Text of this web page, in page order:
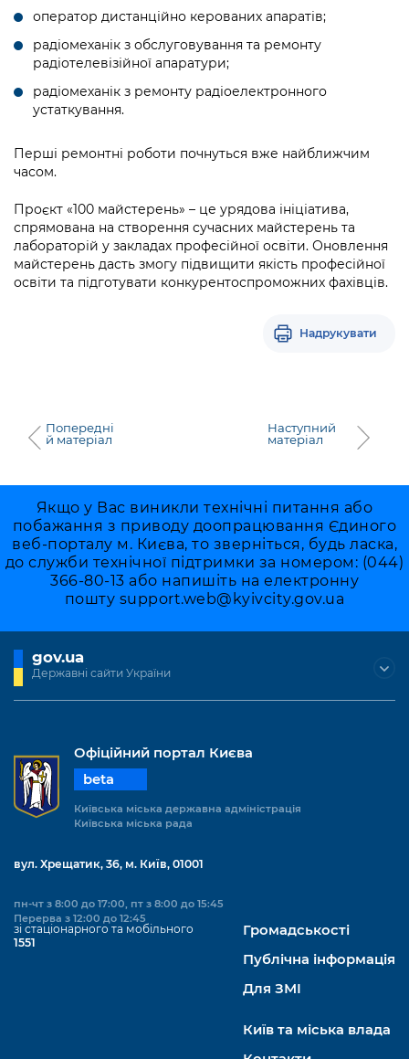
Київська міська військова адміністрація
Важливе під час воєнного стану
оператор дистанційно керованих апаратів;
радіомеханік з обслуговування та ремонту
радіотелевізійної апаратури;
радіомеханік з ремонту радіоелектронного
устаткування.
Перші ремонтні роботи почнуться вже найближчим
часом.
Проєкт «100 майстерень» – це урядова ініціатива,
спрямована на створення сучасних майстерень та
лабораторій у закладах професійної освіти. Оновлення
майстерень дасть змогу підвищити якість професійної
освіти та підготувати конкурентоспроможних фахівців.
Надрукувати
Попередні
й матеріал
Наступний
матеріал
Якщо у Вас виникли технічні питання або
побажання з приводу доопрацювання Єдиного
веб-порталу м. Києва, то зверніться, будь ласка,
до служби технічної підтримки за номером: (044)
366-80-13 або напишіть на електронну
пошту support.web@kyivcity.gov.ua
gov.ua
Державні сайти України
Офіційний портал Києва
beta
Київська міська державна адміністрація
Київська міська рада
вул. Хрещатик, 36, м. Київ, 01001
пн-чт з 8:00 до 17:00, пт з 8:00 до 15:45
Перерва з 12:00 до 12:45
зі стаціонарного та мобільного
1551
Громадськості
Публічна інформація
Для ЗМІ
Київ та міська влада